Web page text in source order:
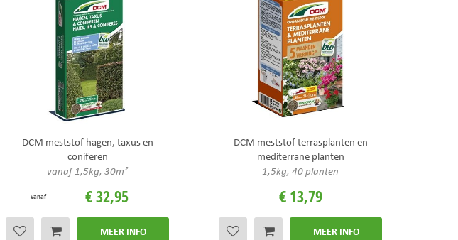
DCM meststof hagen, taxus en
coniferen
vanaf 1,5kg, 30m²
vanaf €32,95
MEER INFO
DCM meststof terrasplanten en
mediterrane planten
1,5kg, 40 planten
€ 13,79
MEER INFO